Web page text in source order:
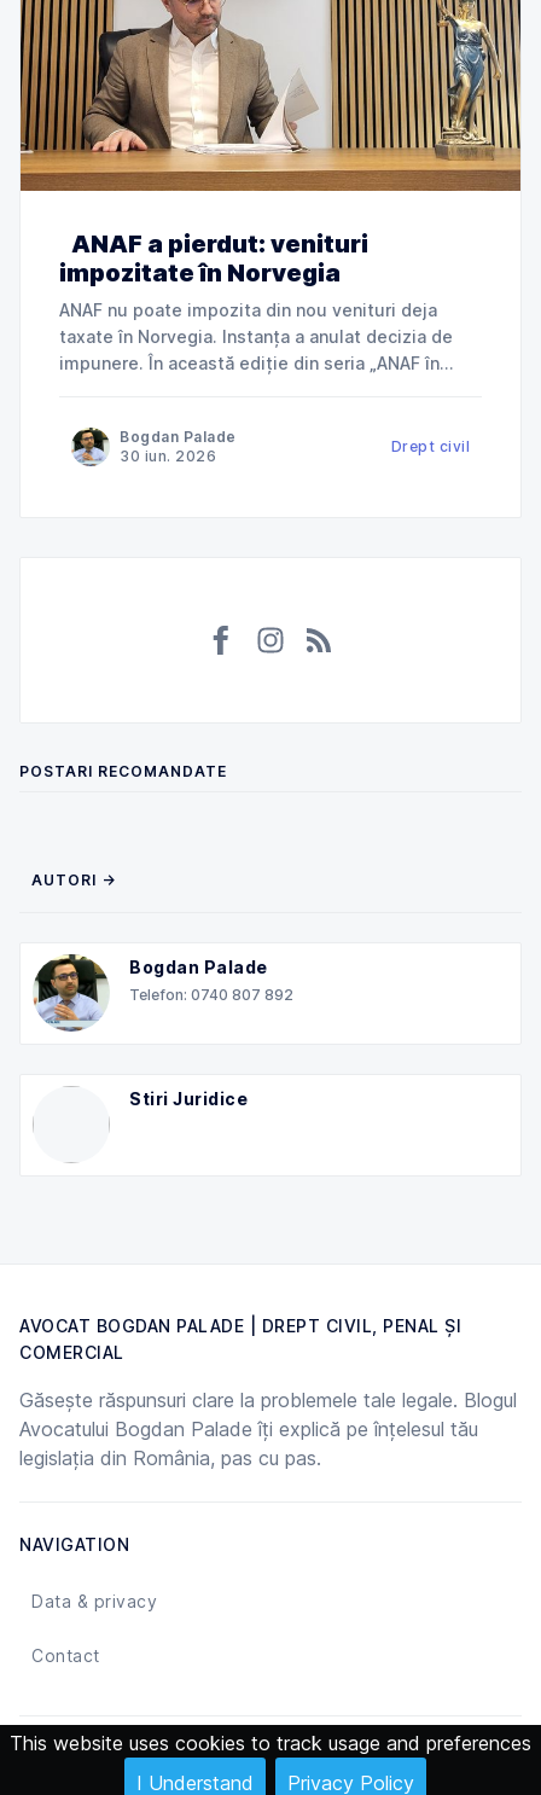
This website uses cookies to track usage and preferences
I Understand
Privacy Policy
ANAF a pierdut: venituri
impozitate în Norvegia
ANAF nu poate impozita din nou venituri deja
taxate în Norvegia. Instanța a anulat decizia de
impunere. În această ediție din seria „ANAF în
încerca să taxeze în România venituri deja
impozitate în Norvegia și ce
Bogdan Palade
30 iun. 2026
Drept civil
POSTARI RECOMANDATE
AUTORI →
Bogdan Palade
Telefon: 0740 807 892
Stiri Juridice
AVOCAT BOGDAN PALADE | DREPT CIVIL, PENAL ȘI
COMERCIAL
Găsește răspunsuri clare la problemele tale legale. Blogul
Avocatului Bogdan Palade îți explică pe înțelesul tău
legislația din România, pas cu pas.
NAVIGATION
Data & privacy
Contact
© 2026 Avocat Bogdan Palade | Drept Civil, Penal și Comercial -